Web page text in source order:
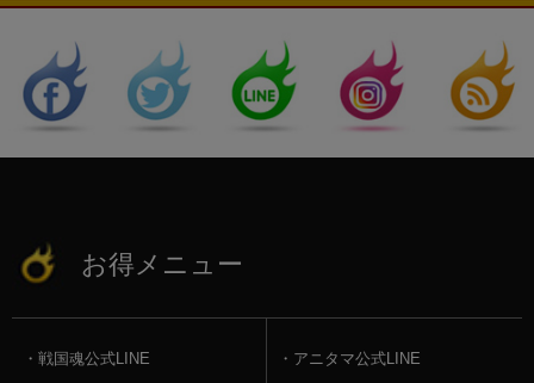
お得メニュー
戦国魂公式LINE アニタマ公式LINE